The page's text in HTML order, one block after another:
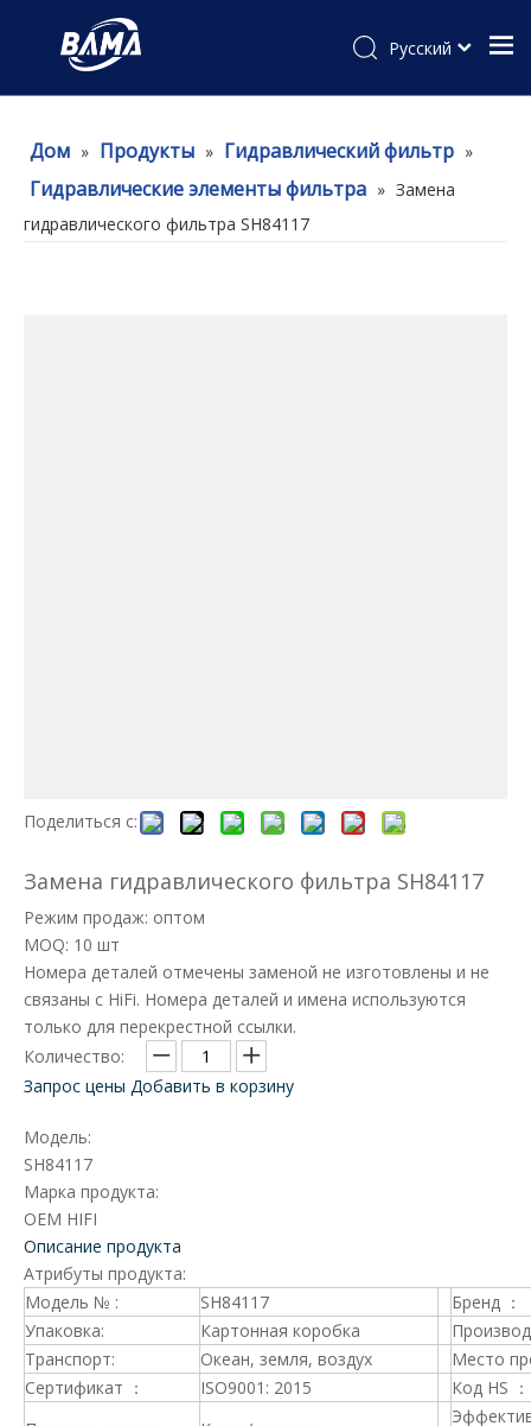
Pусский
Дом » Продукты » Гидравлический фильтр »
Гидравлические элементы фильтра » Замена
гидравлического фильтра SH84117
Поделиться с:
Замена гидравлического фильтра SH84117
Режим продаж: оптом
MOQ: 10 шт
Номера деталей отмечены заменой не изготовлены и не
связаны с HiFi. Номера деталей и имена используются
только для перекрестной ссылки.
Количество:
Запрос цены Добавить в корзину
Модель:
SH84117
Марка продукта:
OEM HIFI
Описание продукта
Атрибуты продукта:
Модель № :
SH84117
Бренд ：
Упаковка:
Картонная коробка
Транспорт:
Океан, земля, воздух
Место
Сертификат ：
ISO9001: 2015
Код HS ：